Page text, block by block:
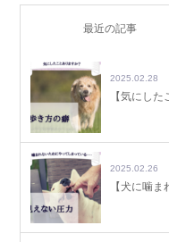
最近の記事
2025.02.28
【気にし
2025.02.26
【犬に噛